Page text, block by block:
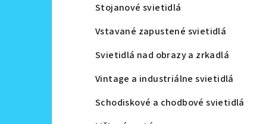
Stojanové svietidlá
Vstavané zapustené svietidlá
Svietidlá nad obrazy a zrkadlá
Vintage a industriálne svietidlá
Schodiskové a chodbové svietidlá